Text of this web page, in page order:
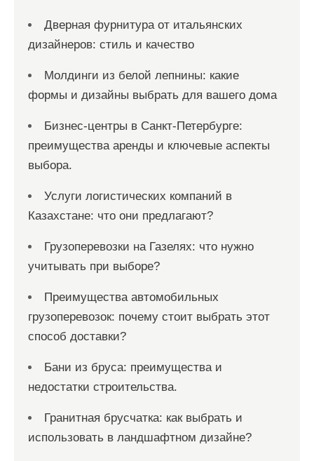
Дверная фурнитура от итальянских
дизайнеров: стиль и качество
Молдинги из белой лепнины: какие
формы и дизайны выбрать для вашего дома
Бизнес-центры в Санкт-Петербурге:
преимущества аренды и ключевые аспекты
выбора.
Услуги логистических компаний в
Казахстане: что они предлагают?
Грузоперевозки на Газелях: что нужно
учитывать при выборе?
Преимущества автомобильных
грузоперевозок: почему стоит выбрать этот
способ доставки?
Бани из бруса: преимущества и
недостатки строительства.
Гранитная брусчатка: как выбрать и
использовать в ландшафтном дизайне?